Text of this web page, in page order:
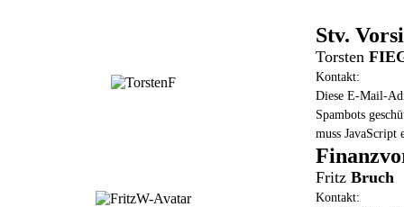
Stv.
Torsten
Kontakt:
Diese E-Mail-
Spambots
muss JavaScript
Fritz Bruch
Kontakt: